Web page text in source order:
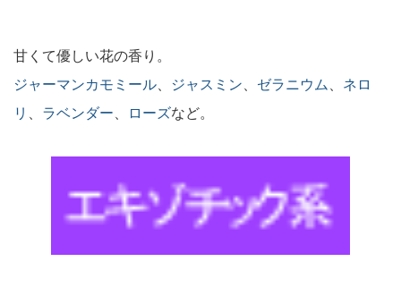
甘くて優しい花の香り。
ジャーマンカモミール
ジャスミン ゼラニウム
ネロ
リ
ラベンダー ローズなど。